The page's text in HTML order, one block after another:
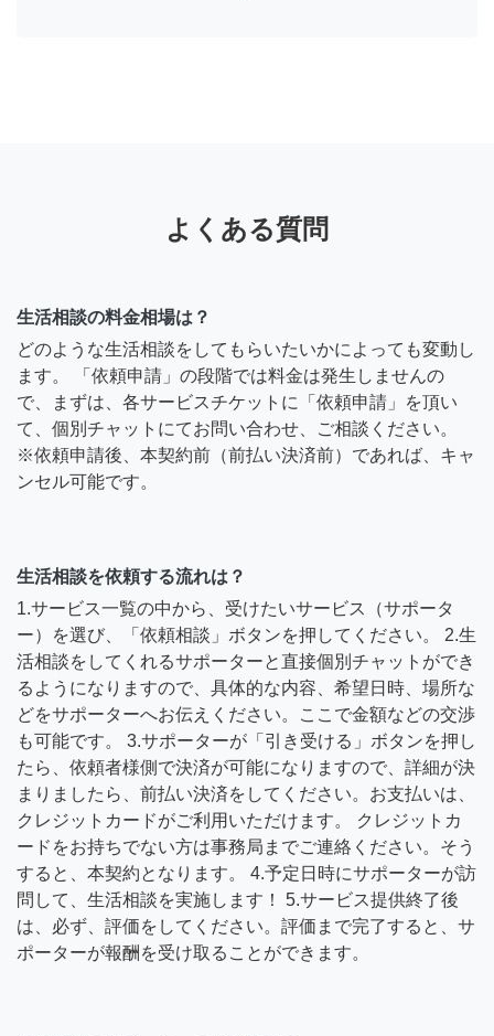
よくある質問
生活相談の料金相場は？
どのような生活相談をしてもらいたいかによっても変動し
ます。 「依頼申請」の段階では料金は発生しませんの
で、まずは、各サービスチケットに「依頼申請」を頂い
て、個別チャットにてお問い合わせ、ご相談ください。
※依頼申請後、本契約前（前払い決済前）であれば、キャ
ンセル可能です。
生活相談を依頼する流れは？
1.サービス一覧の中から、受けたいサービス（サポータ
ー）を選び、「依頼相談」ボタンを押してください。 2.生
活相談をしてくれるサポーターと直接個別チャットができ
るようになりますので、具体的な内容、希望日時、場所な
どをサポーターへお伝えください。ここで金額などの交渉
も可能です。 3.サポーターが「引き受ける」ボタンを押し
たら、依頼者様側で決済が可能になりますので、詳細が決
まりましたら、前払い決済をしてください。お支払いは、
クレジットカードがご利用いただけます。 クレジットカ
ードをお持ちでない方は事務局までご連絡ください。そう
すると、本契約となります。 4.予定日時にサポーターが訪
問して、生活相談を実施します！ 5.サービス提供終了後
は、必ず、評価をしてください。評価まで完了すると、サ
ポーターが報酬を受け取ることができます。